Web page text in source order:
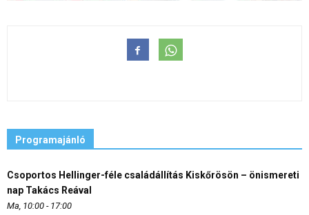
Programajánló
Csoportos Hellinger-féle családállítás Kiskőrösön – önismereti
nap Takács Reával
Ma, 10:00 - 17:00